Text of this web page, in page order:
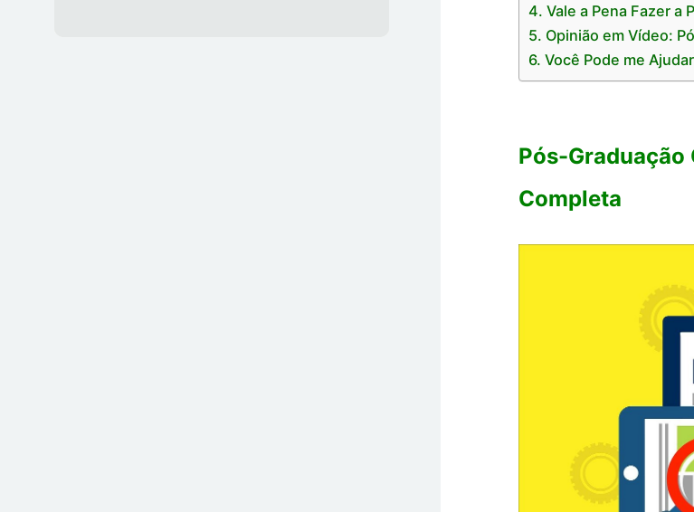
Vale a Pena Fazer a
Opinião em Vídeo:
Você Pode me
Pós-Graduação
Completa